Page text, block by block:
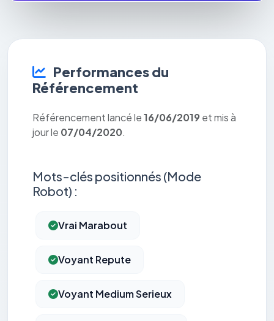
Performances du
Référencement
Référencement lancé le16/06/2019 et mis à
jour le 07/04/2020.
Mots-clés positionnés (Mode
Robot) :
Vrai Marabout
Voyant Repute
Voyant Medium Serieux